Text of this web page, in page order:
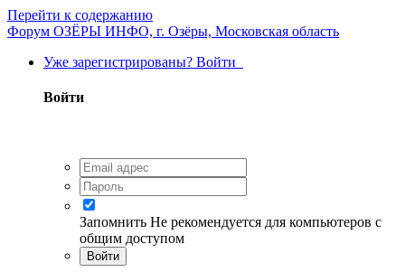
Перейти к содержанию
Форум ОЗЁРЫ ИНФО, г. Озёры, Московская область
Уже зарегистрированы? Войти
Войти
Запомнить Не рекомендуется для компьютеров с
общим доступом
Войти